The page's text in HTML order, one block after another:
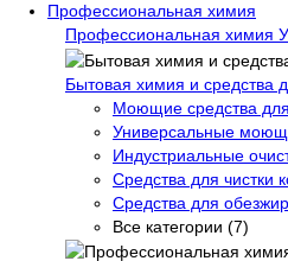
Профессиональная химия
Профессиональная химия
Бытовая химия и средства
Моющие средства
Универсальные
Индустриальные
Средства для чистки
Средства для
Все категории (7)